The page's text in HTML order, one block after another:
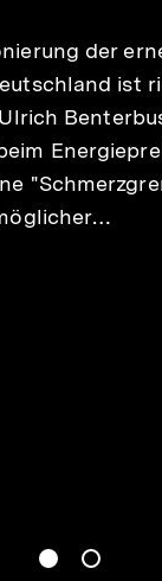
der
ist
Springe
1
(Aktueller
) 2